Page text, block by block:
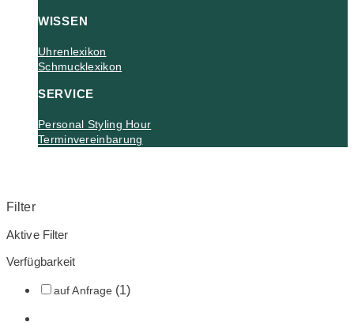
WISSEN
Uhrenlexikon
Schmucklexikon
SERVICE
Personal Styling Hour
Terminvereinbarung
Filter
Aktive Filter
Verfügbarkeit
auf Anfrage (1)